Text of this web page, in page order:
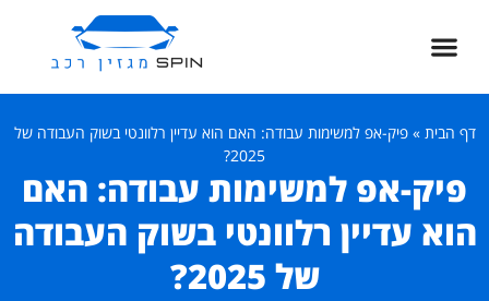
דף הבית »פיק-אפ למשימות עבודה: האם הוא עדיין רלוונטי בשוק העבודה של
2025?
פיק-אפ למשימות עבודה: האם
הוא עדיין רלוונטי בשוק העבודה
של 2025?